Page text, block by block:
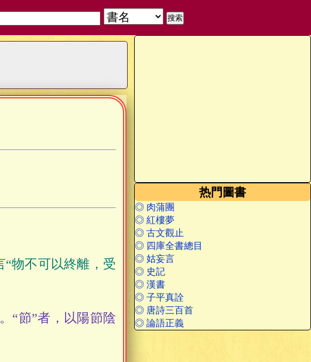
热門圖書
◎ 肉蒲團
◎ 紅樓夢
◎ 古文觀止
◎ 四庫全書總目
◎ 姑妄言
◎ 史記
◎ 漢書
◎ 子平真詮
◎ 唐詩三百首
◎ 論語正義
物不可以終離，受
“節”者，以陽節陰